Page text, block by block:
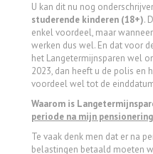
U kan dit nu nog
studerende kinderen (18+).
enkel voordeel, maar
werken dus wel. En dat voor
het Langetermijnsparen wel
2023, dan heeft u de polis en
voordeel wel tot de
Waarom is
periode na mijn
Te vaak denk men dat er na
belastingen betaald moeten